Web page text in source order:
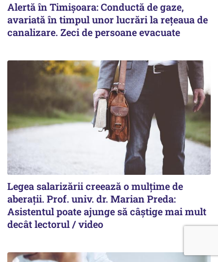
Alertă în Timișoara: Conductă de gaze,
avariată în timpul unor lucrări la rețeaua de
canalizare. Zeci de persoane evacuate
Legea salarizării creează o mulțime de
aberații. Prof. univ. dr. Marian Preda:
Asistentul poate ajunge să câștige mai mult
decât lectorul / video